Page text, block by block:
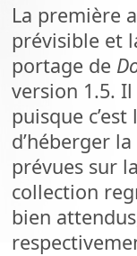
La première
prévisible et
portage de
version 1.5.
puisque
d’héberger
prévues sur
collection
bien